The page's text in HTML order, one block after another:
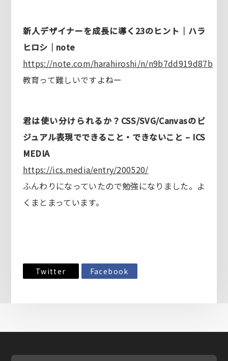
新人デザイナーを成長に導く23のヒント｜ハラ
ヒロシ｜note
https://note.com/harahiroshi/n/n9b7dd919d87b
教育って難しいですよねー
君は使い分けられるか？CSS/SVG/Canvasのビ
ジュアル表現でできること・できないこと – ICS
MEDIA
https://ics.media/entry/200520/
ふんわりになっていたので勉強になりました。よ
くまとまっています。
Twitter Facebook